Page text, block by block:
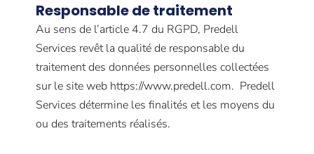
Responsable de traitement
Au sens de l’article 4.7 du RGPD, Predell
Services revêt la qualité de responsable du
traitement des données personnelles collectées
sur le site web https://www.predell.com. Predell
Services détermine les finalités et les moyens du
ou des traitements réalisés.